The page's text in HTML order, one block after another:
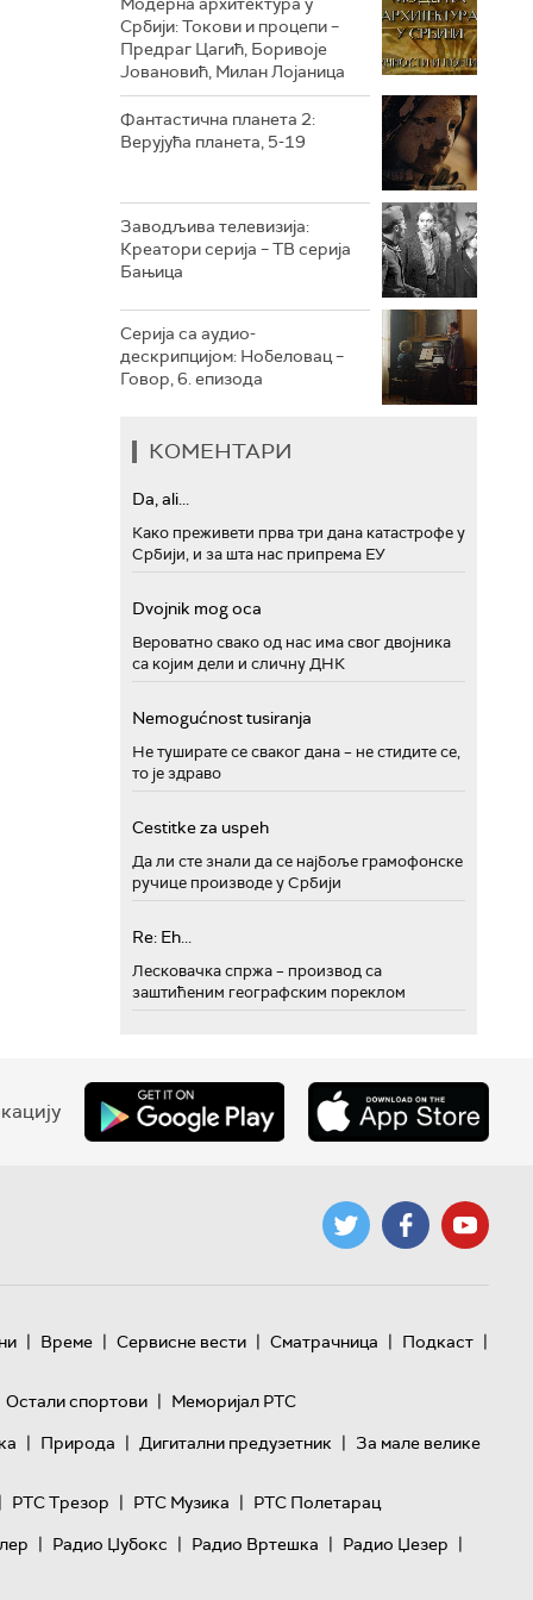
РТС ТРЕЗОР
РТС МУЗИКА
РТС ПОЛЕТАРАЦ
Србији: Токови и процепи –
Предраг Цагић, Боривоје
Јовановић, Милан Лојаница
Фантастична планета 2:
Верујућа планета, 5-19
Заводљива телевизија:
Креатори серија – ТВ серија
Бањица
Серија са аудио-
дескрипцијом: Нобеловац –
Говор, 6. епизода
КОМЕНТАРИ
Da, ali...
Како преживети прва три дана катастрофе у
Србији, и за шта нас припрема ЕУ
Dvojnik mog oca
Вероватно свако од нас има свог двојника
са којим дели и сличну ДНК
Nemogućnost tusiranja
Не туширате се сваког дана – не стидите се,
то је здраво
Cestitke za uspeh
Да ли сте знали да се најбоље грамофонске
ручице производе у Србији
Re: Eh...
Лесковачка спржа – производ са
заштићеним географским пореклом
| Време | Сервисне вести | Сматрачница | Подкаст |
Остали спортови | Меморијал РТС
| Природа | Дигитални предузетник | За мале велике
| РТС Трезор | РТС Музика | РТС Полетарац
| Радио Џубокс | Радио Вртешка | Радио Џезер |